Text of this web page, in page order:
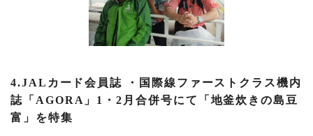
4.JALカード会員誌 ・国際線ファーストクラス機内
誌「AGORA」1・2月合併号にて「地釜炊きの島豆
富」を特集